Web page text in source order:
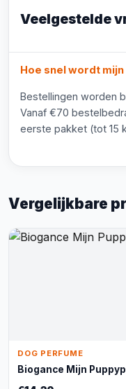
Veelgestelde
Hoe snel wordt
Bestellingen worden
Vanaf €70
eerste pakket (tot 15
Vergelijkbare
DOG PERFUME
Biogance Mijn